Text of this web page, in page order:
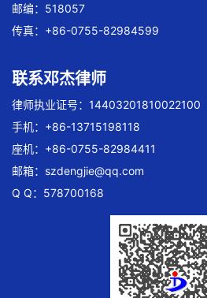
邮编：518057
传真：+86-0755-82984599
联系邓杰律师
律师执业证号：14403201810022100
手机：+86-13715198118
座机：+86-0755-82984411
邮箱： szdengjie@qq.com
Q Q：578700168